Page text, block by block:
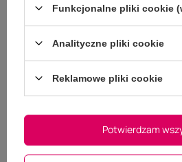
Masz
Zapraszamy do kontaktu -
przyjemnością udzielą
oferowanych
Zadaj
Funkcjonalne pliki cookie
Analityczne pliki cookie
Reklamowe pliki cookie
Potwierdzam